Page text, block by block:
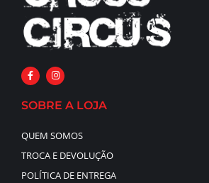
SOBRE A LOJA
QUEM SOMOS
TROCA E DEVOLUÇÃO
POLÍTICA DE ENTREGA